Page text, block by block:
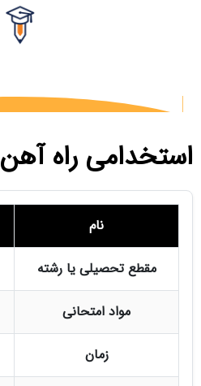
استخدامی راه آهن 9
نام
مقطع تحصیلی یا رشته
مواد امتحانی
زمان